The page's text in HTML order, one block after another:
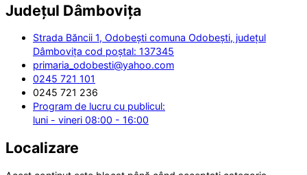
Județul Dâmbovița
Strada Băncii 1, Odobești comuna Odobești, județul
Dâmbovița cod poștal: 137345
primaria_odobesti@yahoo.com
0245 721 101
0245 721 236
Program de lucru cu publicul:
luni - vineri 08:00 - 16:00
Localizare